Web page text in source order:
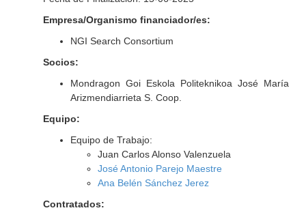
Empresa/Organismo financiador/es:
NGI Search Consortium
Socios:
Mondragon Goi Eskola Politeknikoa José María
Arizmendiarrieta S. Coop.
Equipo:
Equipo de Trabajo:
Juan Carlos Alonso Valenzuela
José Antonio Parejo Maestre
Ana Belén Sánchez Jerez
Contratados: